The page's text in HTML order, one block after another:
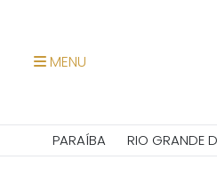
MENU
PARAÍBA RIO GRANDE